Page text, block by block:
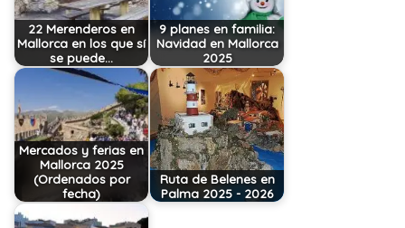
22 Merenderos en
Mallorca en los que sí
se puede…
9 planes en familia:
Navidad en Mallorca
2025
Mercados y ferias en
Mallorca 2025
(Ordenados por
fecha)
Ruta de Belenes en
Palma 2025 - 2026